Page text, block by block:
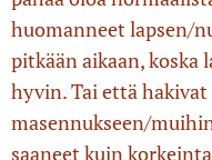
huomanneet lapsen/
pitkään aikaan, koska
hyvin. Tai että hakivat
masennukseen/
saaneet kuin